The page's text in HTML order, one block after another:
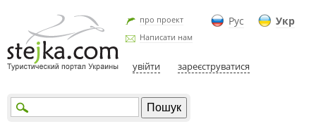
Рус Укр
про проект
Написати нам
увійти зареєструватися